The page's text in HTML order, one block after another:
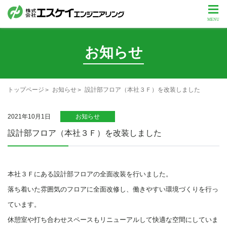
お知らせ
トップページ お知らせ 設計部フロア（本社３Ｆ）を改装しました
2021年10月1日 お知らせ
設計部フロア（本社３Ｆ）を改装しました
本社３Ｆにある設計部フロアの全面改装を行いました。
落ち着いた雰囲気のフロアに全面改修し、働きやすい環境づくりを行っ
ています。
休憩室や打ち合わせスペースもリニューアルして快適な空間にしていま